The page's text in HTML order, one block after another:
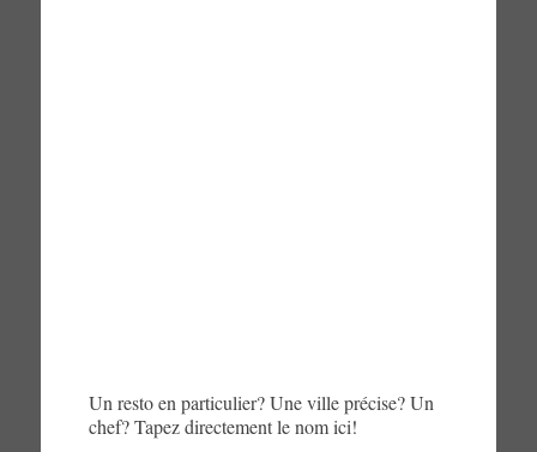
Un resto en particulier? Une ville précise? Un
chef? Tapez directement le nom ici!